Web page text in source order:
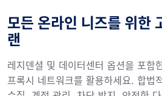
모든 온라인 니즈를 위한
랜
레지덴셜 및 데이터센터 옵션을 포함
프록시 네트워크를 활용하세요. 합법